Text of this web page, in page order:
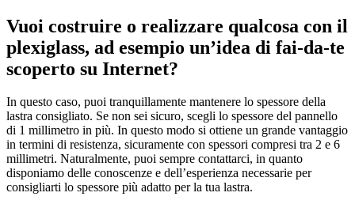
Vuoi costruire o realizzare qualcosa con il
plexiglass, ad esempio un’idea di fai-da-te
scoperto su Internet?
In questo caso, puoi tranquillamente mantenere lo spessore della
lastra consigliato. Se non sei sicuro, scegli lo spessore del pannello
di 1 millimetro in più. In questo modo si ottiene un grande vantaggio
in termini di resistenza, sicuramente con spessori compresi tra 2 e 6
millimetri. Naturalmente, puoi sempre contattarci, in quanto
disponiamo delle conoscenze e dell’esperienza necessarie per
consigliarti lo spessore più adatto per la tua lastra.